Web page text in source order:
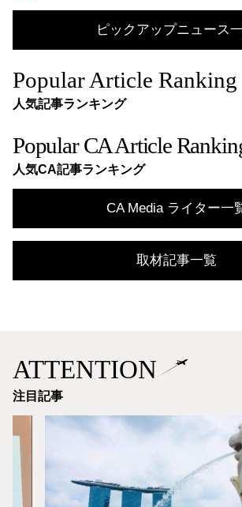
ピックアップニュース
Popular Article Ranking
人気記事ランキング
Popular CA Article
人気CA記事ランキング
CA Media ライター一
取材記事一覧
ATTENTION
注目記事